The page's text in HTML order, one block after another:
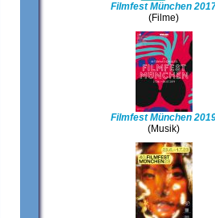
Filmfest München
(Filme)
Filmfest München
(Musik)